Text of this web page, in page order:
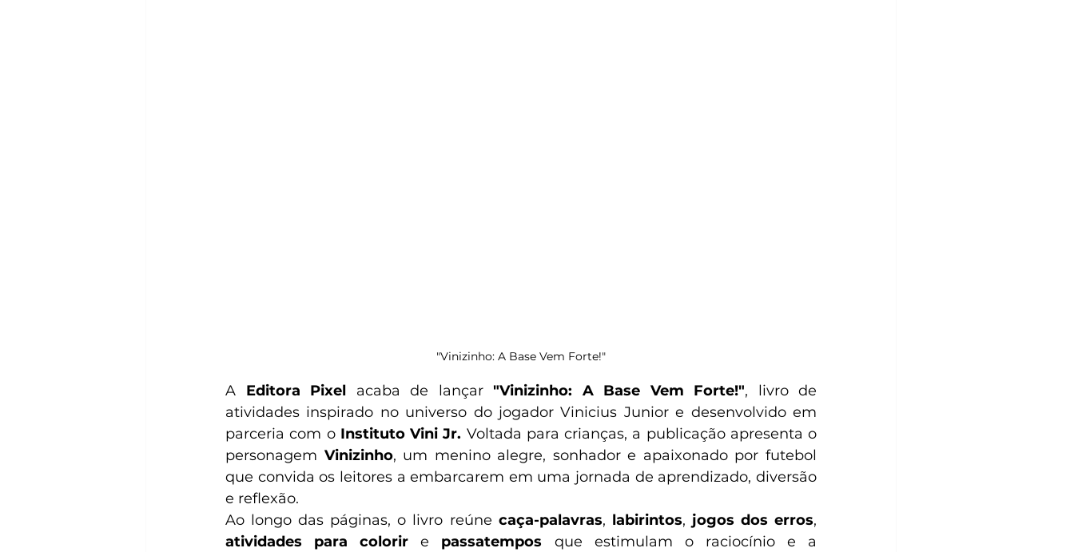
"Vinizinho: A Base Vem Forte!"
A Editora Pixel acaba de lançar "Vinizinho: A Base Vem Forte!", livro de
atividades inspirado no universo do jogador Vinicius Junior e desenvolvido em
parceria com o Instituto Vini Jr. Voltada para crianças, a publicação apresenta o
personagem Vinizinho, um menino alegre, sonhador e apaixonado por futebol
que convida os leitores a embarcarem em uma jornada de aprendizado, diversão
e reflexão.
Ao longo das páginas, o livro reúne caça-palavras, labirintos, jogos dos erros,
atividades para colorir e passatempos que estimulam o raciocínio e a